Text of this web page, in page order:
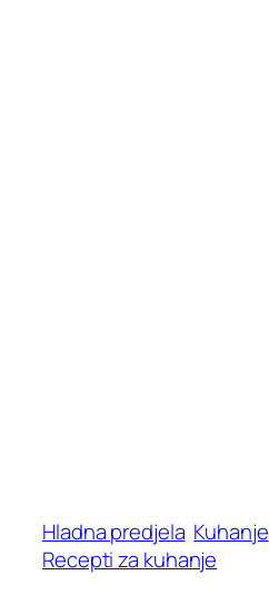
Hladna predjela Kuhanje
Recepti za kuhanje